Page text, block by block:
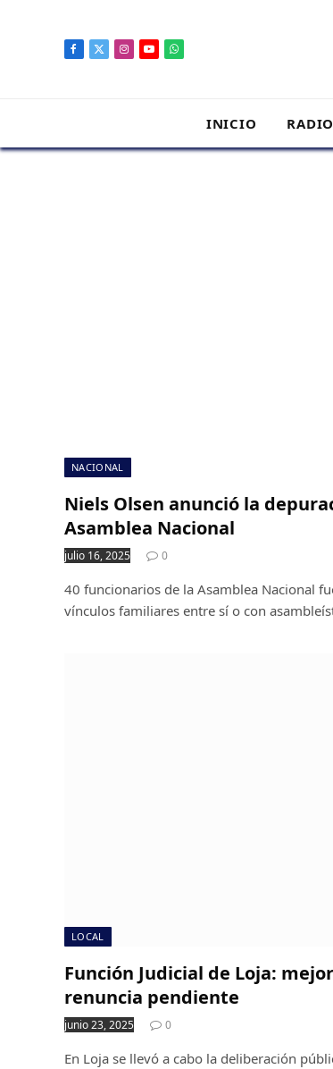
Facebook
X
Instagram
YouTubeWhatsApp
INICIO
NACIONAL
Niels Olsen anunció la
Asamblea Nacional
julio 16, 2025 0
40 funcionarios de la Asamblea Nacional
vínculos familiares entre sí o con
LOCAL
Función Judicial de Loja:
renuncia pendiente
junio 23, 2025 0
En Loja se llevó a cabo la deliberación